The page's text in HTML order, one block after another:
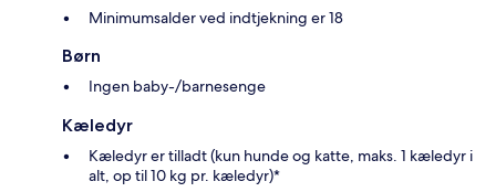
Minimumsalder ved indtjekning er 18
Børn
Ingen baby-/barnesenge
Kæledyr
Kæledyr er tilladt (kun hunde og katte, maks. 1 kæledyr i
alt, op til 10 kg pr. kæledyr)*